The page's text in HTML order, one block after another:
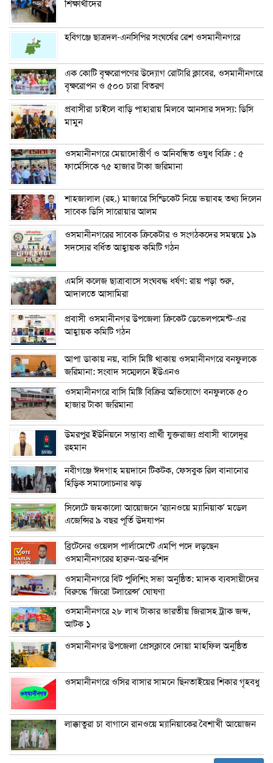
শিক্ষার্থীদের
হবিগঞ্জে ছাত্রদল-এনসিপির সংঘর্ষের রেশ ওসমানীনগরে
এক কোটি বৃক্ষরোপণের উদ্যোগ রোটারি ক্লাবের, ওসমানীনগরে
বৃক্ষরোপন ও ৫০০ চারা বিতরণ
প্রবাসীরা চাইলে বাড়ি পাহারায় মিলবে আনসার সদস্য: ডিসি
মামুন
ওসমানীনগরে মেয়াদোত্তীর্ণ ও অনিবন্ধিত ওষুধ বিক্রি : ৫
ফার্মেসিকে ৭৫ হাজার টাকা জরিমানা
শাহজালাল (রহ.) মাজারে সিন্ডিকেট নিয়ে ভয়াবহ তথ্য দিলেন
সাবেক ডিসি সারোয়ার আলম
ওসমানীনগরের সাবেক ক্রিকেটার ও সংগঠকদের সমন্বয়ে ১৯
সদস্যের বর্ধিত আহ্বায়ক কমিটি গঠন
এম‌সি কলেজ ছাত্রাবাসে সংঘবদ্ধ ধর্ষণ: রায় পড়া শুরু,
আদালতে আসামিরা
প্রবাসী ওসমানীনগর উপজেলা ক্রিকেট ডেভেলপমেন্ট-এর
আহ্বায়ক কমিটি গঠন
আপা ডাকায় নয়, বাসি মিষ্টি থাকায় ওসমানীনগরে বনফুলকে
জরিমানা: সংবাদ সম্মেলনে ইউএনও
ওসমানীনগরে বাসি মিষ্টি বিক্রির অভিযোগে বনফুলকে ৫০
হাজার টাকা জরিমানা
উমরপুর ইউনিয়নে সম্ভাব্য প্রার্থী যুক্তরাজ্য প্রবাসী খালেদুর
রহমান
নবীগঞ্জে ঈদগাহ ময়দানে টিকটক, ফেসবুক রিল বানানোর
হিড়িক সমালোচনার ঝড়
সিলেটে জমকালো আয়োজনে ‘র‍্যানওয়ে ম্যানিয়াক’ মডেল
এজেন্সির ৯ বছর পূর্তি উদযাপন
ব্রিটেনের ওয়েলস পার্লামেন্টে এমপি পদে লড়ছেন
ওসমানীনগরের হারুন-অর-রশিদ
ওসমানীনগরে বিট পুলিশিং সভা অনুষ্ঠিত: মাদক ব্যবসায়ীদের
বিরুদ্ধে ‘জিরো টলারেন্স’ ঘোষণা
ওসমানীনগরে ২৮ লাখ টাকার ভারতীয় জিরাসহ ট্রাক জব্দ,
আটক ১
ওসমানীনগর উপজেলা প্রেসক্লাবে দোয়া মাহফিল অনুষ্ঠিত
ওসমানীনগরে ওসির বাসার সামনে ছিনতাইয়ের শিকার গৃহবধু
লাক্কাতুরা চা বাগানে রানওয়ে ম্যানিয়াকের বৈশাখী আয়োজন